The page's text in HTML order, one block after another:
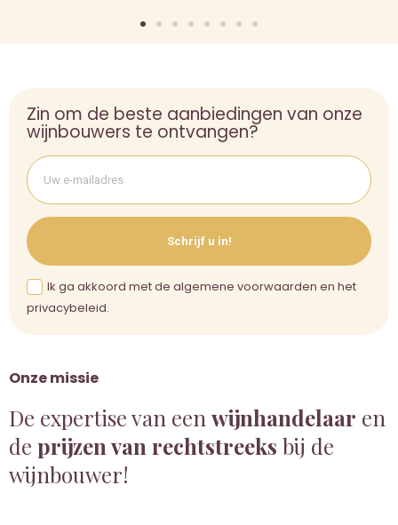
Onze missie
De expertise van een wijnhandelaar en
de prijzen van rechtstreeks bij de
wijnbouwer!
Zin om de beste aanbiedingen van onze
wijnbouwers te ontvangen?
Schrijf u in!
Ik ga akkoord met de algemene voorwaarden en het
privacybeleid.